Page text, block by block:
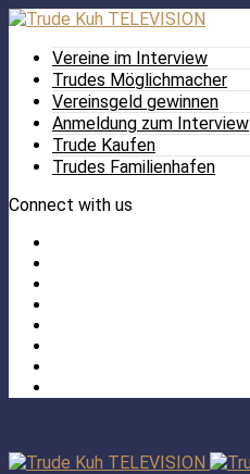
Vereine im Interview
Trudes Möglichmacher
Vereinsgeld gewinnen
Anmeldung zum Interview
Trude Kaufen
Trudes Familienhafen
Connect with us